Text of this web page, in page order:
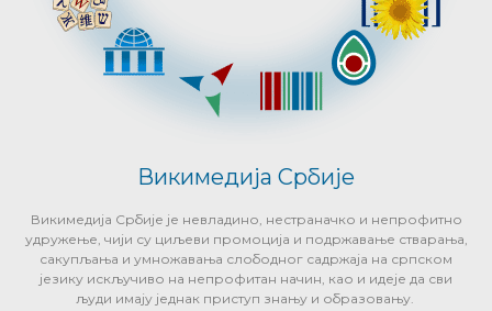
Викимедија Србије
Викимедија Србије је невладино, нестраначко и непрофитно
удружење, чији су циљеви промоција и подржавање стварања,
сакупљања и умножавања слободног садржаја на српском
језику искључиво на непрофитан начин, као и идеје да сви
људи имају једнак приступ знању и образовању.